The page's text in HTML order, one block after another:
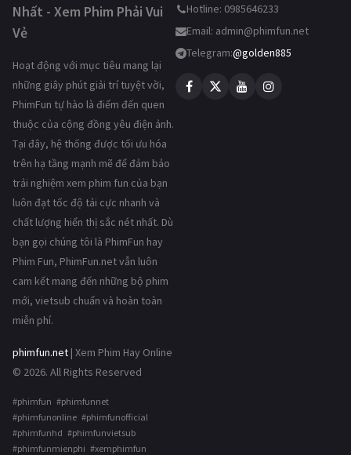
Nhất - Xem Phim Phải Vui
Vẻ
Hoạt động với mục tiêu mang lại
những giây phút giải trí tuyệt vời,
PhimFun tự hào là điểm đến quen
thuộc của cộng đồng yêu điện ảnh.
Tại đây, hệ thống được tối ưu hóa
trên hạ tầng mạnh mẽ để đảm bảo
trải nghiệm xem phim fun của bạn
luôn đạt tốc độ tải cực nhanh và
chất lượng hiển thị sắc nét nhất. Dù
bạn gọi chúng tôi là PhimFun hay
Phim Fun, PhimFun.net vẫn luôn
cam kết mang đến những bộ phim
mới, vietsub chuẩn và hoàn toàn
miễn phí.
phimfun.net | Xem Phim Hay Online
© 2026. All Rights Reserved
#phimfun #phimfunnet
#phimfunonline #phimfunofficial
#phimfunhd #phimfunvietsub
#phimfunmienphi #xemphimfun
Hotline: 0985646233
Email: admin@phimfun.net
Telegram:@golden885